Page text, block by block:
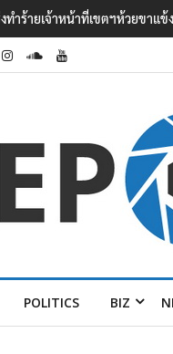
อง ไลง์’ เยือนไทย ขึงป้าย ‘ไม่
POLITICS BIZ